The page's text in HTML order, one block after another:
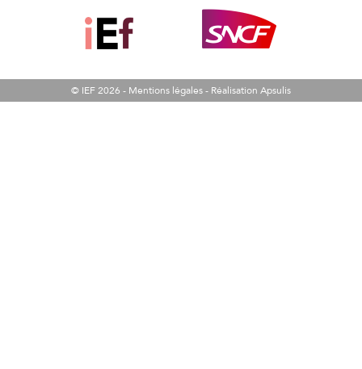
© IEF 2026 - Mentions légales- Réalisation Apsulis